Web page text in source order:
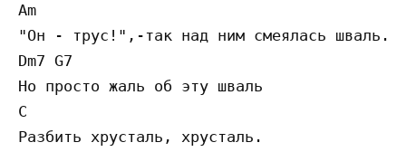
Am
"Он - трус!",-так над ним смеялась шваль.
Dm7 G7
Но просто жаль об эту шваль
C
Разбить хрусталь, хрусталь.